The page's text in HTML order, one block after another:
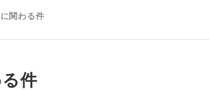
関わる件
件